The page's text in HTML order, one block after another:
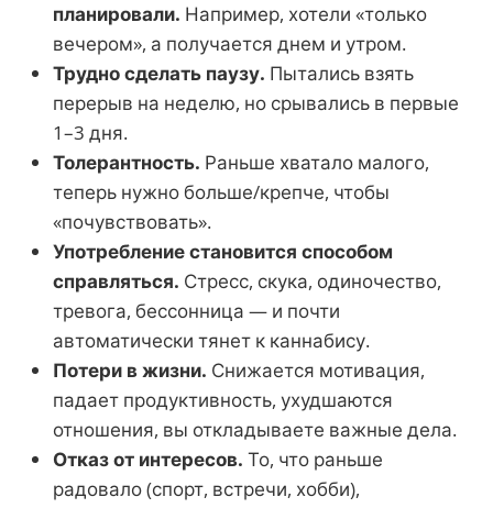
планировали. Например, хотели «только
вечером», а получается днем и утром.
Трудно сделать паузу. Пытались взять
перерыв на неделю, но срывались в первые
1–3 дня.
Толерантность. Раньше хватало малого,
теперь нужно больше/крепче, чтобы
«почувствовать».
Употребление становится способом
справляться. Стресс, скука, одиночество,
тревога, бессонница — и почти
автоматически тянет к каннабису.
Потери в жизни. Снижается мотивация,
падает продуктивность, ухудшаются
отношения, вы откладываете важные дела.
Отказ от интересов. То, что раньше
радовало (спорт, встречи, хобби),